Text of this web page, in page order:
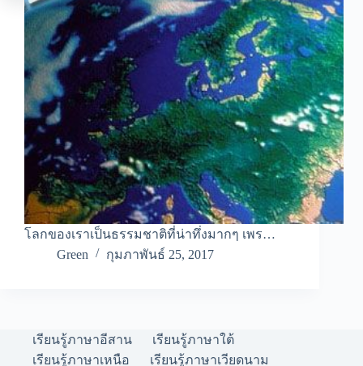
โลกของเราเป็นธรรมชาติที่น่าทึ่งมากๆ เพร…
Green
กุมภาพันธ์ 25, 2017
เรียนรู้ภาษาอีสาน
เรียนรู้ภาษาใต้
เรียนรู้ภาษาเหนือ
เรียนรู้ภาษาเวียดนาม